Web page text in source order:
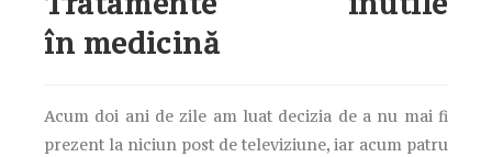
în medicină
Acum doi ani de zile am luat decizia de a nu mai fi
prezent la niciun post de televiziune, iar acum patru